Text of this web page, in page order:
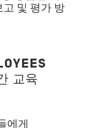
고 및 평가 방
교육
에게